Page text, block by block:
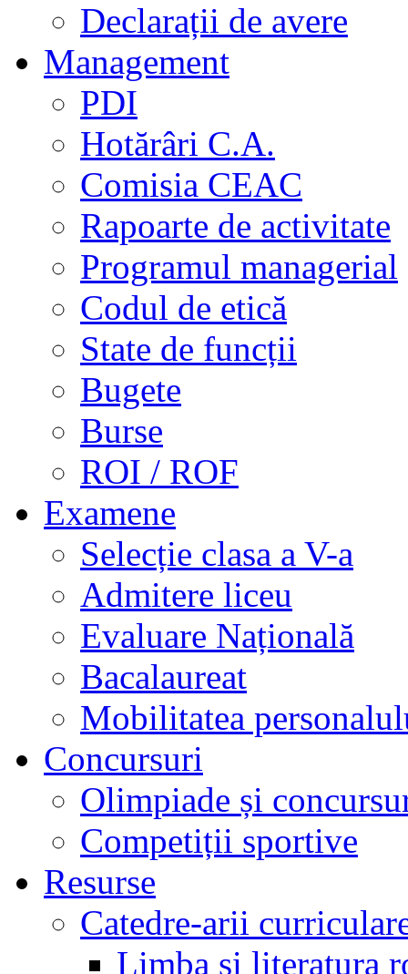
Declarații de avere
Management
PDI
Hotărâri C.A.
Comisia CEAC
Rapoarte de activitate
Programul managerial
Codul de etică
State de funcții
Bugete
Burse
ROI / ROF
Examene
Selecție clasa a V-a
Admitere liceu
Evaluare Națională
Bacalaureat
Mobilitatea
Concursuri
Olimpiade și
Competiții sportive
Resurse
Catedre-arii
Limba și literatura